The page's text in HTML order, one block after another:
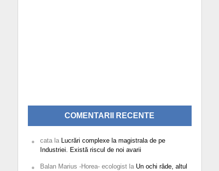
COMENTARII RECENTE
catala Lucrări complexe la magistrala de pe
Industriei. Există riscul de noi avarii
Balan Marius -Horea- ecologistla Un ochi râde, altul